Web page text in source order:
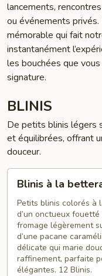
lancements,
ou événements
mémorable qui fait
instantanément
les bouchées que
signature.
BLINIS
De petits blinis légers
et équilibrées, offrant
douceur.
betterave
Blinis à la
Petits blinis colorés à
d’un onctueux
fromage légèrement
d’une pacane
délicate qui marie
raffinement, parfaite
élégantes. 12 Blinis.